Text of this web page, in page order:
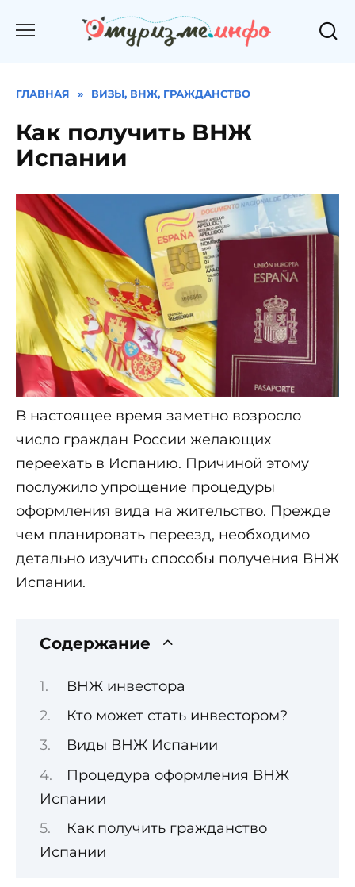
ГЛАВНАЯ » ВИЗЫ, ВНЖ, ГРАЖДАНСТВО
Как получить ВНЖ
Испании
В настоящее время заметно возросло
число граждан России желающих
переехать в Испанию. Причиной этому
послужило упрощение процедуры
оформления вида на жительство. Прежде
чем планировать переезд, необходимо
детально изучить способы получения ВНЖ
Испании.
Содержание
ВНЖ инвестора
Кто может стать инвестором?
Виды ВНЖ Испании
Процедура оформления ВНЖ
Испании
Как получить гражданство
Испании